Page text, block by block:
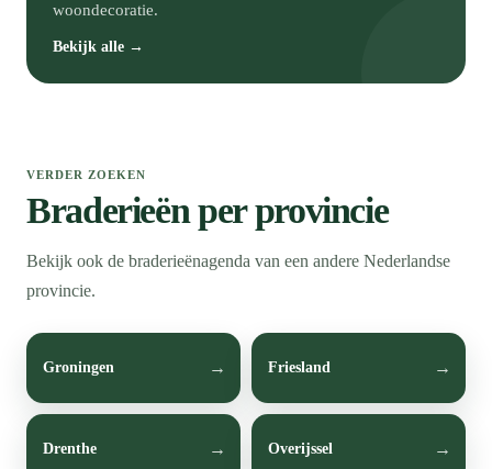
woondecoratie.
Bekijk alle →
VERDER ZOEKEN
Braderieën per provincie
Bekijk ook de braderieënagenda van een andere Nederlandse
provincie.
Groningen Friesland
Drenthe Overijssel